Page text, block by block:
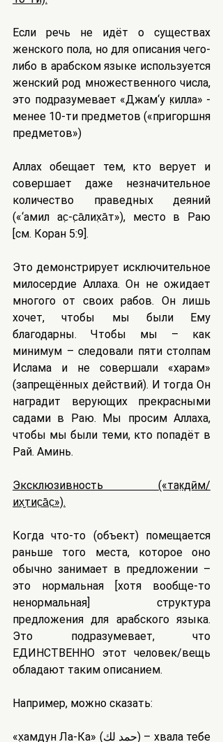
Если речь не идёт о существах
женского пола, но для описания чего-
либо в арабском языке используется
женский род множественного числа,
это подразумевает «Джам‘у к̣илла» -
менее 10-ти предметов («пригоршня
предметов»)
Аллах обещает тем, кто верует и
совершает даже незначительное
количество праведных деяний
(«‘амилӯ ас̣-с̣а̄лих̣а̄т»), место в Раю
[см. Коран 5:9].
Это демонстрирует исключительное
милосердие Аллаха. Он не ожидает
многого от своих рабов. Он лишь
хочет, чтобы мы были Ему
благодарны. Чтобы мы – как
минимум – следовали пяти столпам
Ислама и не совершали «харам»
(запрещённых действий). И тогда Он
наградит верующих прекрасными
садами в Раю. Мы просим Аллаха,
чтобы мы были теми, кто попадёт в
Рай. Аминь.
Эксклюзивность («так̣дӣм/
их̮тис̣а̄с̣»).
Когда что-то (объект) помещается
раньше того места, которое оно
обычно занимает в предложении –
это нормальная [хотя вообще-то
ненормальная] структура
предложения для арабского языка.
Это подразумевает, что
ЕДИНСТВЕННО этот человек/вещь
обладают таким описанием.
Например, можно сказать:
«х̣амдун Ла-Ка» (حمد لك) – хвала тебе